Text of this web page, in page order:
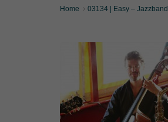
Home  03134 | Easy – Jazzband